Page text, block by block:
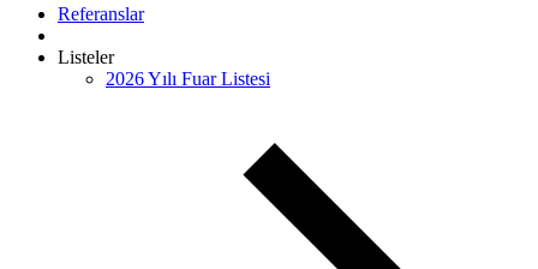
Referanslar
Listeler
2026 Yılı Fuar Listesi